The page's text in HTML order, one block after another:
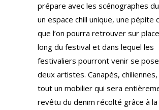
prépare avec les scénographes
un espace chill unique, une pépite
que l’on pourra retrouver sur
long du festival et dans lequel les
festivaliers pourront venir se
deux artistes. Canapés,
tout un mobilier qui sera
revêtu du denim récolté grâce à la